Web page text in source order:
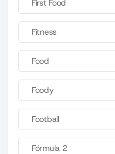
First Food
Fitness
Food
Foody
Football
Fórmula 2